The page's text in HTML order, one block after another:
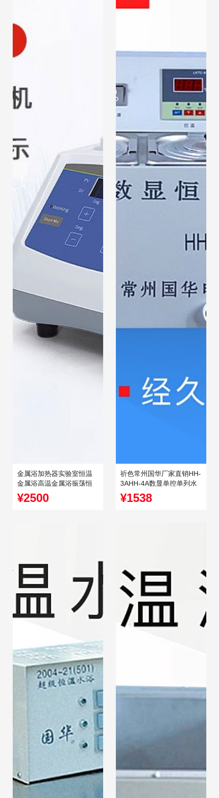
金属浴加热器实验室恒温
金属浴高温金属浴振荡恒
温金属浴
¥2500
祈色常州国华厂家直销HH-
3AHH-4A数显单控单列水
浴锅 智能恒温水浴锅
¥1538